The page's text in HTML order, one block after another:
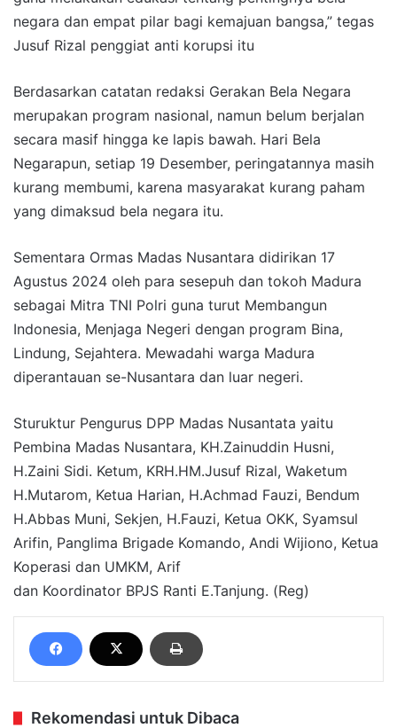
negara dan empat pilar bagi kemajuan bangsa,” tegas
Jusuf Rizal penggiat anti korupsi itu
Berdasarkan catatan redaksi Gerakan Bela Negara
merupakan program nasional, namun belum berjalan
secara masif hingga ke lapis bawah. Hari Bela
Negarapun, setiap 19 Desember, peringatannya masih
kurang membumi, karena masyarakat kurang paham
yang dimaksud bela negara itu.
Sementara Ormas Madas Nusantara didirikan 17
Agustus 2024 oleh para sesepuh dan tokoh Madura
sebagai Mitra TNI Polri guna turut Membangun
Indonesia, Menjaga Negeri dengan program Bina,
Lindung, Sejahtera. Mewadahi warga Madura
diperantauan se-Nusantara dan luar negeri.
Sturuktur Pengurus DPP Madas Nusantata yaitu
Pembina Madas Nusantara, KH.Zainuddin Husni,
H.Zaini Sidi. Ketum, KRH.HM.Jusuf Rizal, Waketum
H.Mutarom, Ketua Harian, H.Achmad Fauzi, Bendum
H.Abbas Muni, Sekjen, H.Fauzi, Ketua OKK, Syamsul
Arifin, Panglima Brigade Komando, Andi Wijiono, Ketua
Koperasi dan UMKM, Arif
dan Koordinator BPJS Ranti E.Tanjung. (Reg)
Rekomendasi untuk Dibaca